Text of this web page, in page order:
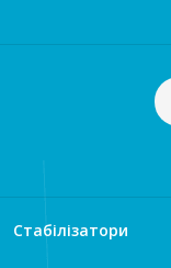
Стабілізатори